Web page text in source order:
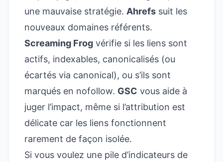
une mauvaise stratégie. Ahrefs suit les
nouveaux domaines référents.
Screaming Frog vérifie si les liens sont
actifs, indexables, canonicalisés (ou
écartés via canonical), ou s’ils sont
marqués en nofollow. GSC vous aide à
juger l’impact, même si l’attribution est
délicate car les liens fonctionnent
rarement de façon isolée.
Si vous voulez une pile d’indicateurs de